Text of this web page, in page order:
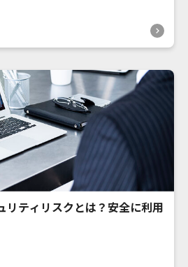
リティリスクとは？安全に利用